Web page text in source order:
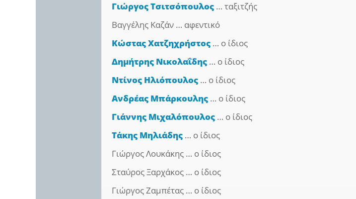
Γιώργος Τσιτσόπουλος … ταξιτζής
Βαγγέλης Καζάν … αφεντικό
Κώστας Χατζηχρήστος … ο ίδιος
Δημήτρης Νικολαΐδης … ο ίδιος
Ντίνος Ηλιόπουλος … ο ίδιος
Ανδρέας Μπάρκουλης … ο ίδιος
Γιάννης Μιχαλόπουλος … ο ίδιος
Τάκης Μηλιάδης … ο ίδιος
Γιώργος Λουκάκης … ο ίδιος
Σταύρος Ξαρχάκος … ο ίδιος
Γιώργος Ζαμπέτας … ο ίδιος